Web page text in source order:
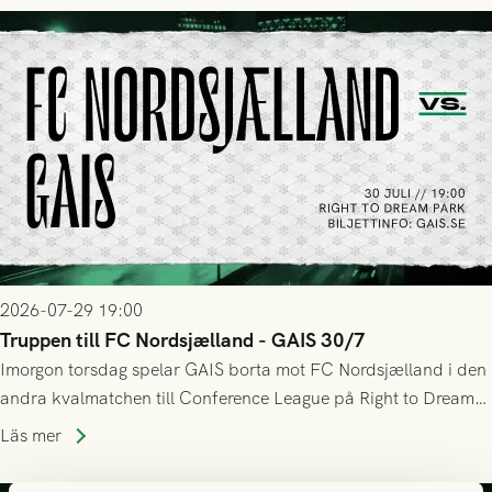
tennissiffror och det grönsvarta europaäventyret tog slut.
2026-07-29 19:00
Truppen till FC Nordsjælland - GAIS 30/7
Imorgon torsdag spelar GAIS borta mot FC Nordsjælland i den
andra kvalmatchen till Conference League på Right to Dream
Park! Fredrik Holmberg och ledarstaben har tagit ut följande
Läs mer